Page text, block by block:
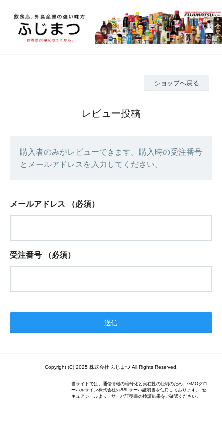
ショップへ戻る
レビュー投稿
購入者のみがレビューできます。購入時の受注番号
とメールアドレスを入力してください。
メールアドレス （必須）
受注番号 （必須）
Copyright (C) 2025 株式会社 ふじまつ All Rights Reserved.
当サイトでは、通信情報の暗号化と実在性の証明のため、GMOグロ
ーバルサイン株式会社のSSLサーバ証明書を使用しております。 セ
キュアシールより、サーバ証明書の検証結果をご確認ください。